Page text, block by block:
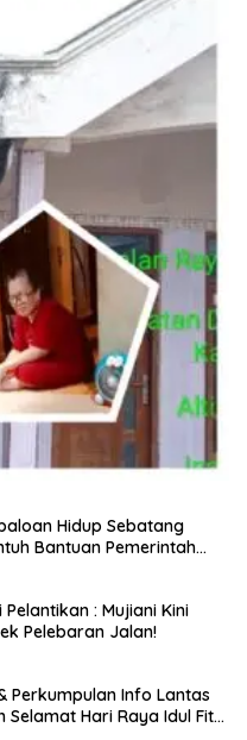
Hidup Sebatang
Bantuan Pemerintah
: Mujiani Kini
Pelebaran Jalan!
Perkumpulan Info Lantas
Selamat Hari Raya Idul Fitri